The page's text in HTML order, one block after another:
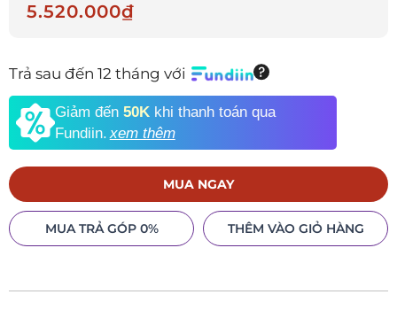
5.520.000₫
Trả sau đến 12 tháng với
Giảm đến 50K khi thanh toán qua
Fundiin.xem thêm
MUA NGAY
MUA TRẢ GÓP 0% THÊM VÀO GIỎ HÀNG